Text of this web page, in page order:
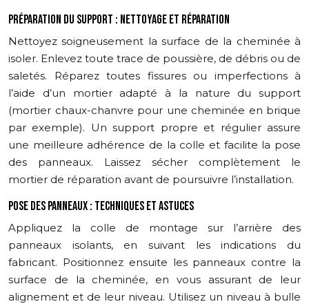
PRÉPARATION DU SUPPORT : NETTOYAGE ET RÉPARATION
Nettoyez soigneusement la surface de la cheminée à
isoler. Enlevez toute trace de poussière, de débris ou de
saletés. Réparez toutes fissures ou imperfections à
l’aide d’un mortier adapté à la nature du support
(mortier chaux-chanvre pour une cheminée en brique
par exemple). Un support propre et régulier assure
une meilleure adhérence de la colle et facilite la pose
des panneaux. Laissez sécher complètement le
mortier de réparation avant de poursuivre l’installation.
POSE DES PANNEAUX : TECHNIQUES ET ASTUCES
Appliquez la colle de montage sur l’arrière des
panneaux isolants, en suivant les indications du
fabricant. Positionnez ensuite les panneaux contre la
surface de la cheminée, en vous assurant de leur
alignement et de leur niveau. Utilisez un niveau à bulle